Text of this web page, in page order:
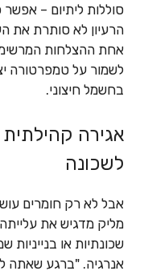
סוללות ליתיום –
הרעיון לא סותרת את
אחת ההצלחות
בחשמל חיצוני.
אגירה
לשכונה
אבל לא רק חומרים
מליק מדגיש את
שכונתיות או
אנרגיה. "ברגע שאתה